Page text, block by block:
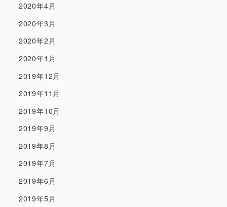
2020年4月
2020年3月
2020年2月
2020年1月
2019年12月
2019年11月
2019年10月
2019年9月
2019年8月
2019年7月
2019年6月
2019年5月